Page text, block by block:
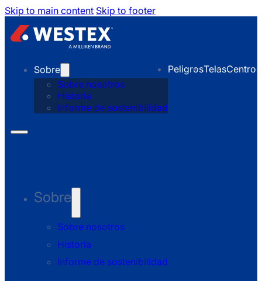
Skip to main content Skip to footer
Sobre
Sobre nosotros
Historia
Informe de sostenibilidad
PeligrosTelasCentro
Sobre
Sobre nosotros
Historia
Informe de sostenibilidad